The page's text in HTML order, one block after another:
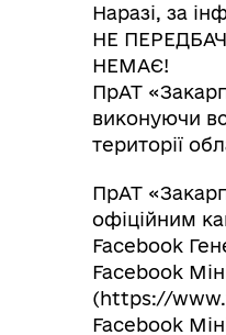
Наразі, за
НЕ
НЕМАЄ!
ПрАТ
виконуючи
території
ПрАТ
офіційним
Facebook
Facebook
(https://
Facebook